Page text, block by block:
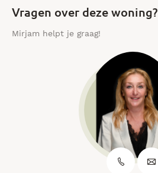
Vragen over deze woning?
Mirjam helpt je graag!